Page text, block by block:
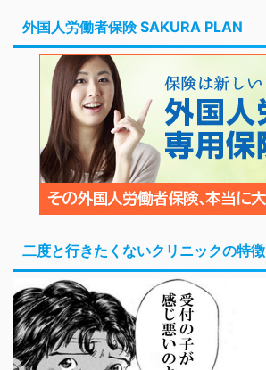
外国人労働者保険 SAKURA PLAN
二度と行きたくないクリニックの特徴